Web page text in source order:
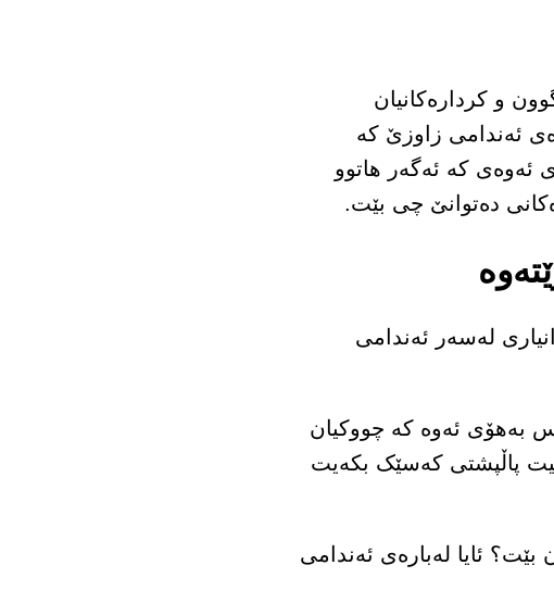
و کردارەکانیان
ئەندامی زاوزێ کە
ئەوەی کە ئەگەر هاتوو
دەتوانێ چی بێت.
لەسەر ئەندامی
بەهۆی ئەوە کە چووکیان
پاڵپشتی کەسێک بکەیت
ئایا لەبارەی ئەندامی